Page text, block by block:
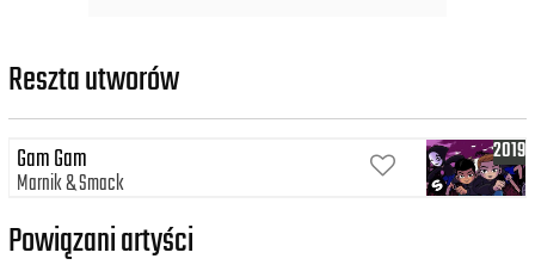
Reszta utworów
2019
Gam Gam
Marnik Smack
Powiązani artyści